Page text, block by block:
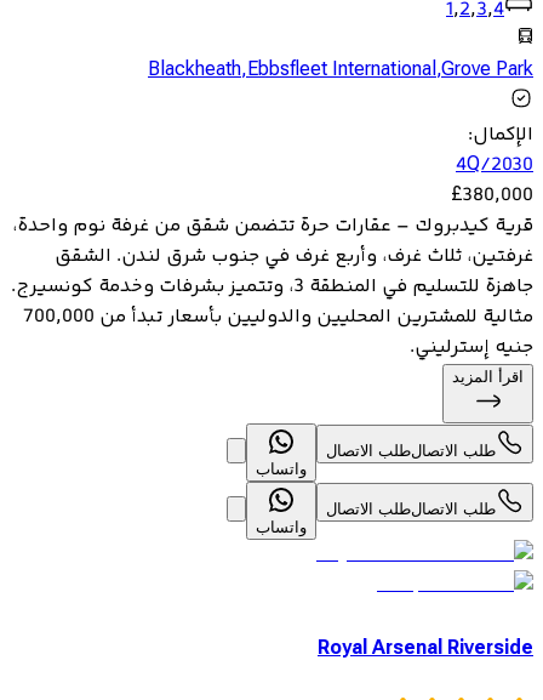
1,2,3,4
Blackheath,Ebbsfleet International,Grove Park
الإكمال:
4Q/2030
£380,000
قرية كيدبروك – عقارات حرة تتضمن شقق من غرفة نوم واحدة،
غرفتين، ثلاث غرف، وأربع غرف في جنوب شرق لندن. الشقق
جاهزة للتسليم في المنطقة 3، وتتميز بشرفات وخدمة كونسيرج.
مثالية للمشترين المحليين والدوليين بأسعار تبدأ من 700,000
جنيه إسترليني.
اقرأ المزيد
طلب الاتصالطلب الاتصال
واتساب
طلب الاتصالطلب الاتصال
واتساب
Royal Arsenal Riverside